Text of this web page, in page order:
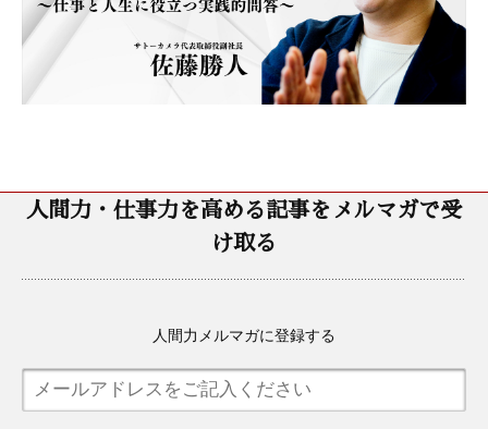
人間力・仕事力を高める記事をメルマガで受
け取る
人間力メルマガに登録する